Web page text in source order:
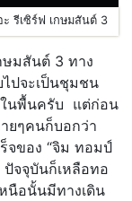
รีเซิร์ฟ เกษมสันต์ 3
ษมสันต์ 3 ทาง
ปจะเป็นชุมชน
ในพื้นครับ แต่ก่อน
ยๆคนก็บอกว่า
จของ “จิม ทอมป์
จจุบันก็เหลือทอ
นือนั้นมีทางเดิน